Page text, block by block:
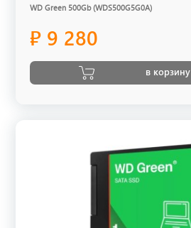
WD Green 500Gb (WDS500G5G0A)
₽ 9 280
в корзину